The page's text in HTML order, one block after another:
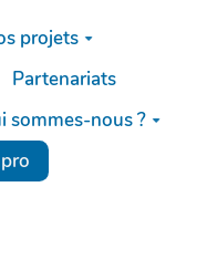
projets
Partenariats
sommes-nous ?